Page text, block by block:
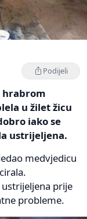
Podijeli
hrabrom
u žilet žicu
iako se
ustrijeljena.
medvjedicu
prije
probleme.